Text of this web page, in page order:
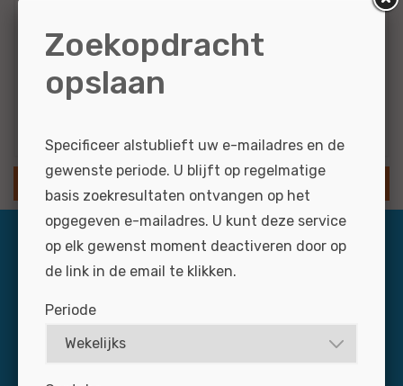
SLA ZOEKOPDRACHT OP
Zoekopdracht
opslaan
Specificeer alstublieft uw e-mailadres en de
gewenste periode. U blijft op regelmatige
basis zoekresultaten ontvangen op het
opgegeven e-mailadres. U kunt deze service
op elk gewenst moment deactiveren door op
de link in de email te klikken.
Periode